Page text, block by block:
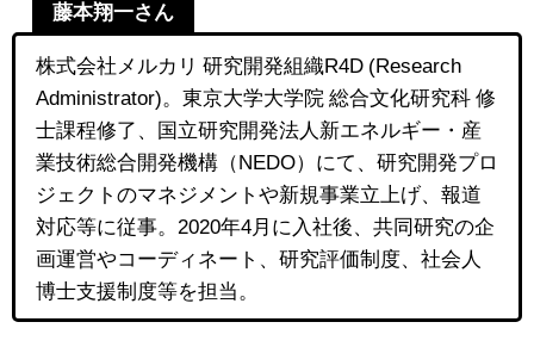
藤本翔一さん
株式会社メルカリ 研究開発組織R4D (Research
Administrator)。東京大学大学院 総合文化研究科 修
士課程修了、国立研究開発法人新エネルギー・産
業技術総合開発機構（NEDO）にて、研究開発プロ
ジェクトのマネジメントや新規事業立上げ、報道
対応等に従事。2020年4月に入社後、共同研究の企
画運営やコーディネート、研究評価制度、社会人
博士支援制度等を担当。